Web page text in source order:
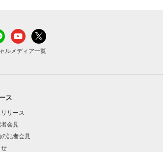
ルメディア一覧
ス
リース
会見
記者会見
せ